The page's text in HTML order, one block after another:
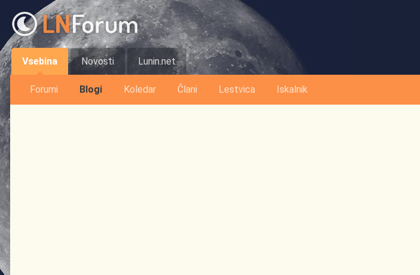
Vsebina
Forumi Blogi Koledar Člani Lestvica Iskalnik
Novosti Lunin.net